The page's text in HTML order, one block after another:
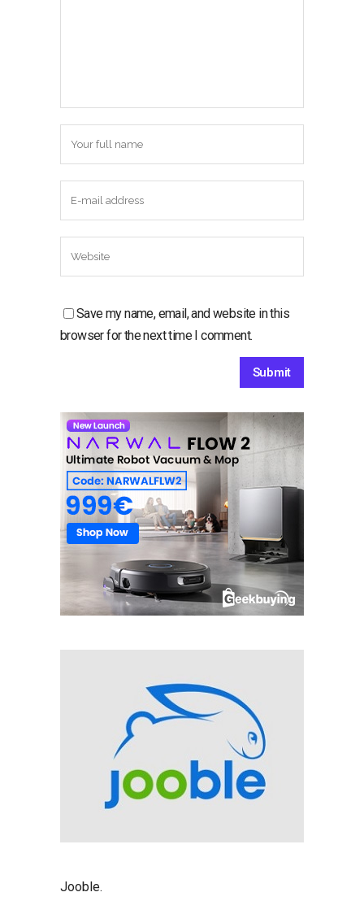
Save my name, email, and website in this
browser for the next time I comment.
Jooble.